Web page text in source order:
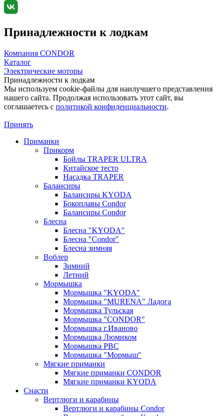
Принадлежности к лодкам
Компания CONDOR
Каталог
Электрические моторы
Принадлежности к лодкам
Мы используем cookie-файлы для наилучшего представления
нашего сайта. Продолжая использовать этот сайт, вы
соглашаетесь c политикой конфиденциальности.
Принять
Приманки
Прикорм
Бойлы TRAPER ULTRA
Китайское тесто
Насадка TRAPER
Балансиры
Балансиры KYODA
Бокоплавы Condor
Балансиры Condor
Блесна
Блесна "KYODA"
Блесна "Condor"
Блесна зимняя
Воблер
Зимний
Летний
Мормышка
Мормышка "KYODA"
Мормышка "MURENA" Ладога
Мормышка Тульская
Мормышка "CONDOR"
Мормышка г.Иваново
Мормышка Люмиком
Мормышка РВС
Мормышка "Мормыш"
Мягкие приманки
Мягкие приманки CONDOR
Мягкие приманки KYODA
Снасти
Вертлюги и карабины
Вертлюги и карабины Condor